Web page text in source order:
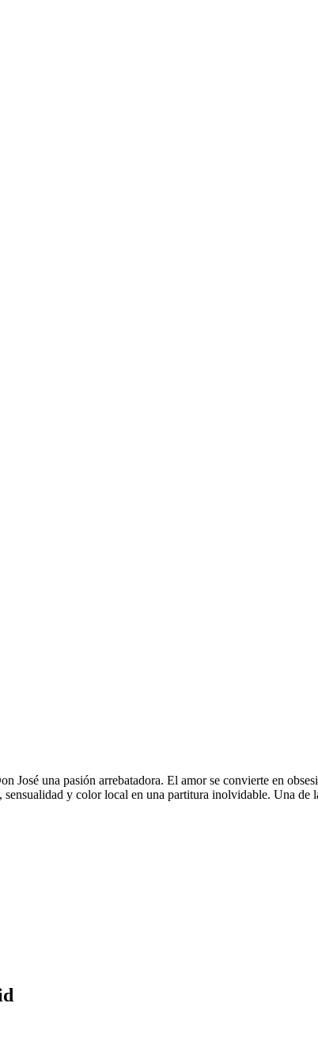
una pasión arrebatadora. El amor se convierte en
y color local en una partitura inolvidable. Una de